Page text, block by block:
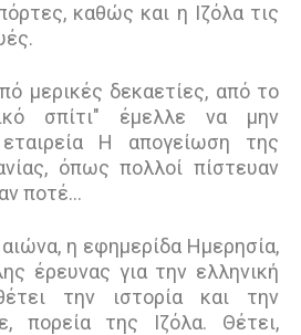
καθώς και η Ιζόλα τις
μερικές δεκαετίες, από το
σπίτι" έμελλε να μην
εταιρεία Η απογείωση της
όπως πολλοί πίστευαν
ποτέ…
η εφημερίδα Ημερησία,
έρευνας για την ελληνική
την ιστορία και την
πορεία της Ιζόλα. Θέτει,